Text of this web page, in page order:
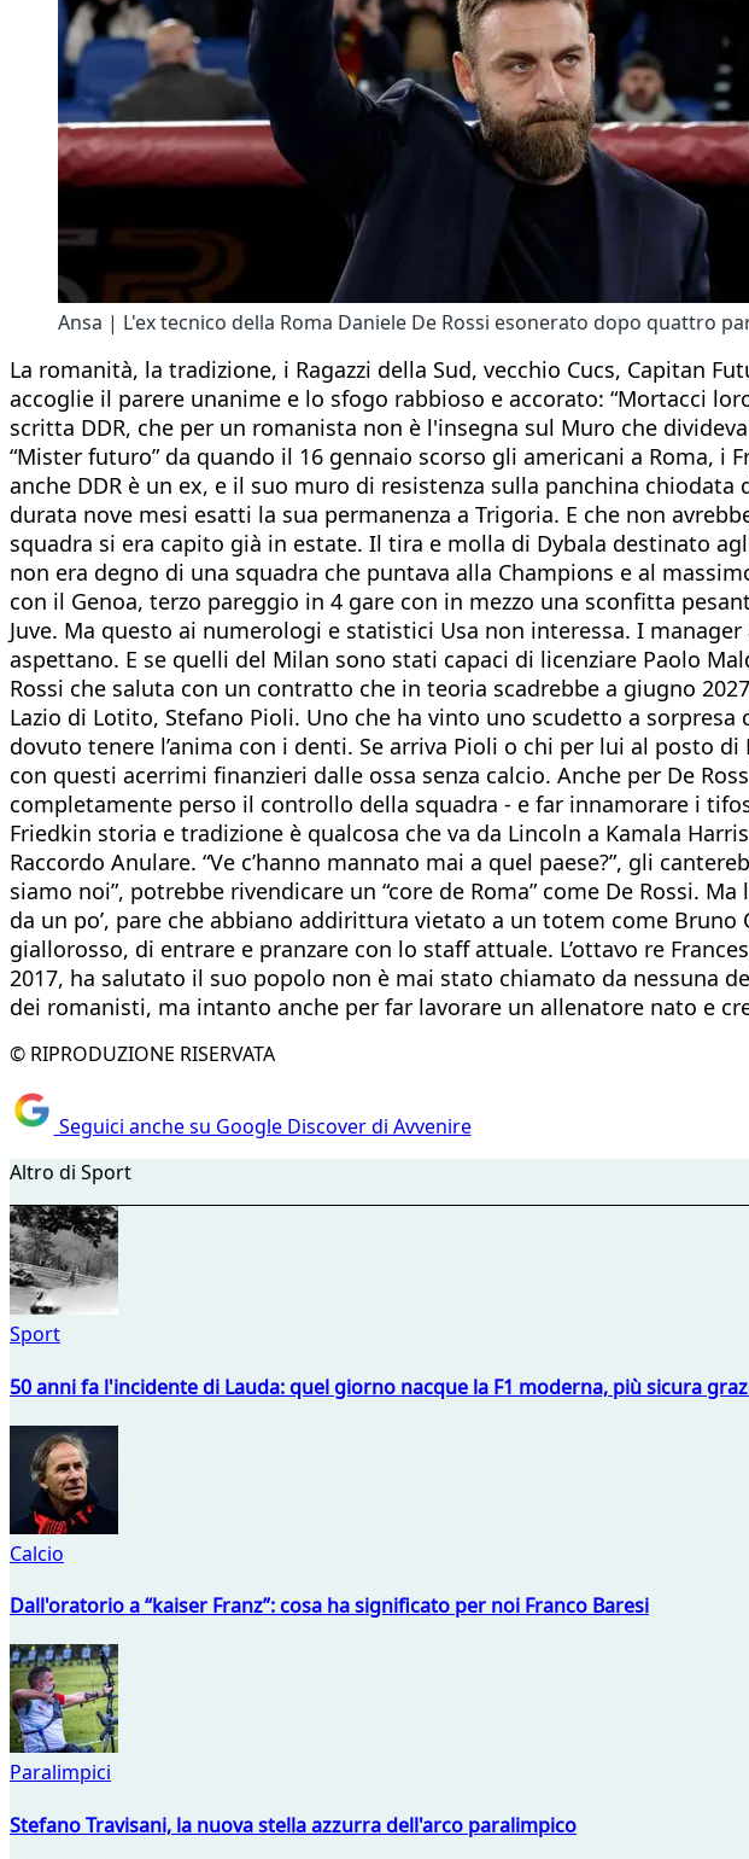
Ansa | L'ex tecnico della Roma Daniele De Rossi esonerato dopo quattro
La romanità, la tradizione, i Ragazzi della Sud, vecchio Cucs, Capitan
accoglie il parere unanime e lo sfogo rabbioso e accorato: “Mortacci
scritta DDR, che per un romanista non è l'insegna sul Muro che
“Mister futuro” da quando il 16 gennaio scorso gli americani a Roma, i
anche DDR è un ex, e il suo muro di resistenza sulla panchina
durata nove mesi esatti la sua permanenza a Trigoria. E che non
squadra si era capito già in estate. Il tira e molla di Dybala destinato
non era degno di una squadra che puntava alla Champions e al
con il Genoa, terzo pareggio in 4 gare con in mezzo una sconfitta
Juve. Ma questo ai numerologi e statistici Usa non interessa. I
aspettano. E se quelli del Milan sono stati capaci di licenziare Paolo
Rossi che saluta con un contratto che in teoria scadrebbe a giugno
Lazio di Lotito, Stefano Pioli. Uno che ha vinto uno scudetto a
dovuto tenere l’anima con i denti. Se arriva Pioli o chi per lui al posto
con questi acerrimi finanzieri dalle ossa senza calcio. Anche per De
completamente perso il controllo della squadra - e far innamorare i
Friedkin storia e tradizione è qualcosa che va da Lincoln a Kamala
Raccordo Anulare. “Ve c’hanno mannato mai a quel paese?”, gli
siamo noi”, potrebbe rivendicare un “core de Roma” come De Rossi.
da un po’, pare che abbiano addirittura vietato a un totem come
giallorosso, di entrare e pranzare con lo staff attuale. L’ottavo re
2017, ha salutato il suo popolo non è mai stato chiamato da nessuna
dei romanisti, ma intanto anche per far lavorare un allenatore nato e
© RIPRODUZIONE RISERVATA
Seguici anche su Google Discover di Avvenire
Altro di Sport
Sport
50 anni fa l'incidente di Lauda: quel giorno nacque la F1 moderna, più sicura
Calcio
Dall'oratorio a “kaiser Franz”: cosa ha significato per noi Franco Baresi
Paralimpici
Stefano Travisani, la nuova stella azzurra dell'arco paralimpico